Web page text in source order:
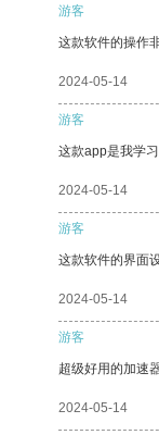
游客
这款软件的操作
2024-05-14
游客
这款app是我学
2024-05-14
游客
这款软件的界面
2024-05-14
游客
超级好用的加速
2024-05-14